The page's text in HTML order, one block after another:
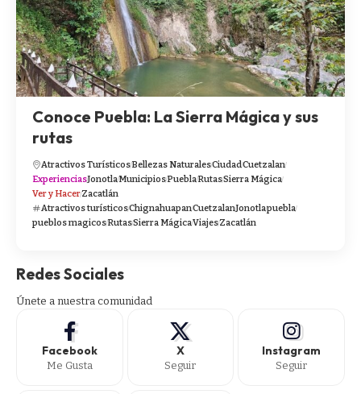
Conoce Puebla: La Sierra Mágica y sus
rutas
Atractivos TurísticosBellezas NaturalesCiudadCuetzalan
ExperienciasJonotlaMunicipiosPueblaRutasSierra Mágica
Ver y HacerZacatlán
Atractivos turísticosChignahuapanCuetzalanJonotlapuebla
pueblos magicosRutasSierra MágicaViajesZacatlán
Redes Sociales
Únete a nuestra comunidad
Facebook
Me Gusta
X
Seguir
Instagram
Seguir